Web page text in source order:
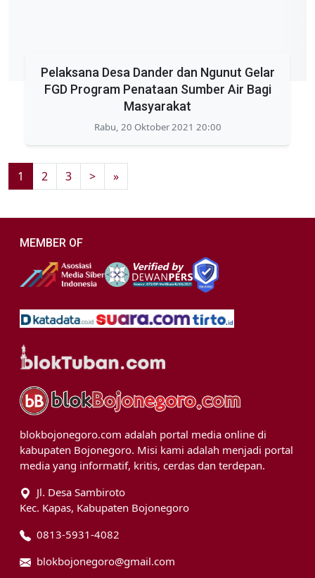
Pelaksana Desa Dander dan Ngunut Gelar
FGD Program Penataan Sumber Air Bagi
Masyarakat
Rabu, 20 Oktober 2021 20:00
1 2 3 > »
MEMBER OF
blokbojonegoro.com adalah portal media online di
kabupaten Bojonegoro. Misi kami adalah menjadi portal
media yang informatif, kritis, cerdas dan terdepan.
Jl. Desa Sambiroto
Kec. Kapas, Kabupaten Bojonegoro
0813-5931-4082
blokbojonegoro@gmail.com